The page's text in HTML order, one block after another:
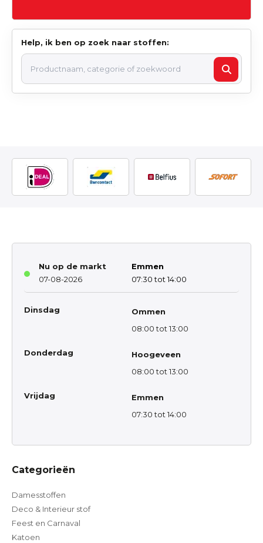
Help, ik ben op zoek naar stoffen:
Nu op de markt
07-08-2026
Emmen
07:30 tot 14:00
Dinsdag
Ommen
08:00 tot 13:00
Donderdag
Hoogeveen
08:00 tot 13:00
Vrijdag
Emmen
07:30 tot 14:00
Categorieën
Damesstoffen
Deco & Interieur stof
Feest en Carnaval
Katoen